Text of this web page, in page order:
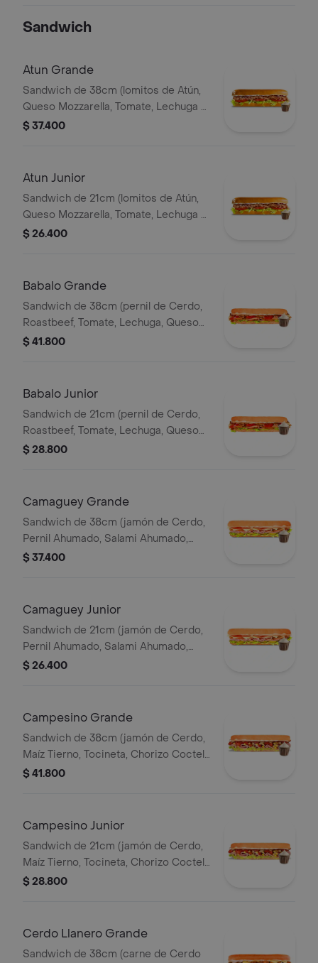
Sandwich
Atun Grande
Sandwich de 38cm (lomitos de Atún,
Queso Mozzarella, Tomate, Lechuga y
Mayonesa Real)
$ 37.400
Atun Junior
Sandwich de 21cm (lomitos de Atún,
Queso Mozzarella, Tomate, Lechuga y
Mayonesa Real)
$ 26.400
Babalo Grande
Sandwich de 38cm (pernil de Cerdo,
Roastbeef, Tomate, Lechuga, Queso
Mozzarella, Salsa BBQ y Salsa de Ajo)
$ 41.800
Babalo Junior
Sandwich de 21cm (pernil de Cerdo,
Roastbeef, Tomate, Lechuga, Queso
Mozzarella, Salsa BBQ y Salsa de Ajo).
$ 28.800
Camaguey Grande
Sandwich de 38cm (jamón de Cerdo,
Pernil Ahumado, Salami Ahumado,
Tomate, Pepinillos Agridulces, Queso
$ 37.400
Camaguey Junior
Sandwich de 21cm (jamón de Cerdo,
Pernil Ahumado, Salami Ahumado,
Tomate, Pepinillos Agridulces, Queso
$ 26.400
Campesino Grande
Sandwich de 38cm (jamón de Cerdo,
Maíz Tierno, Tocineta, Chorizo Coctel,
Lechuga, Queso Mozzarella y Salsa de
$ 41.800
Campesino Junior
Sandwich de 21cm (jamón de Cerdo,
Maíz Tierno, Tocineta, Chorizo Coctel,
Lechuga, Queso Mozzarella y Salsa de
$ 28.800
Cerdo Llanero Grande
Sandwich de 38cm (carne de Cerdo